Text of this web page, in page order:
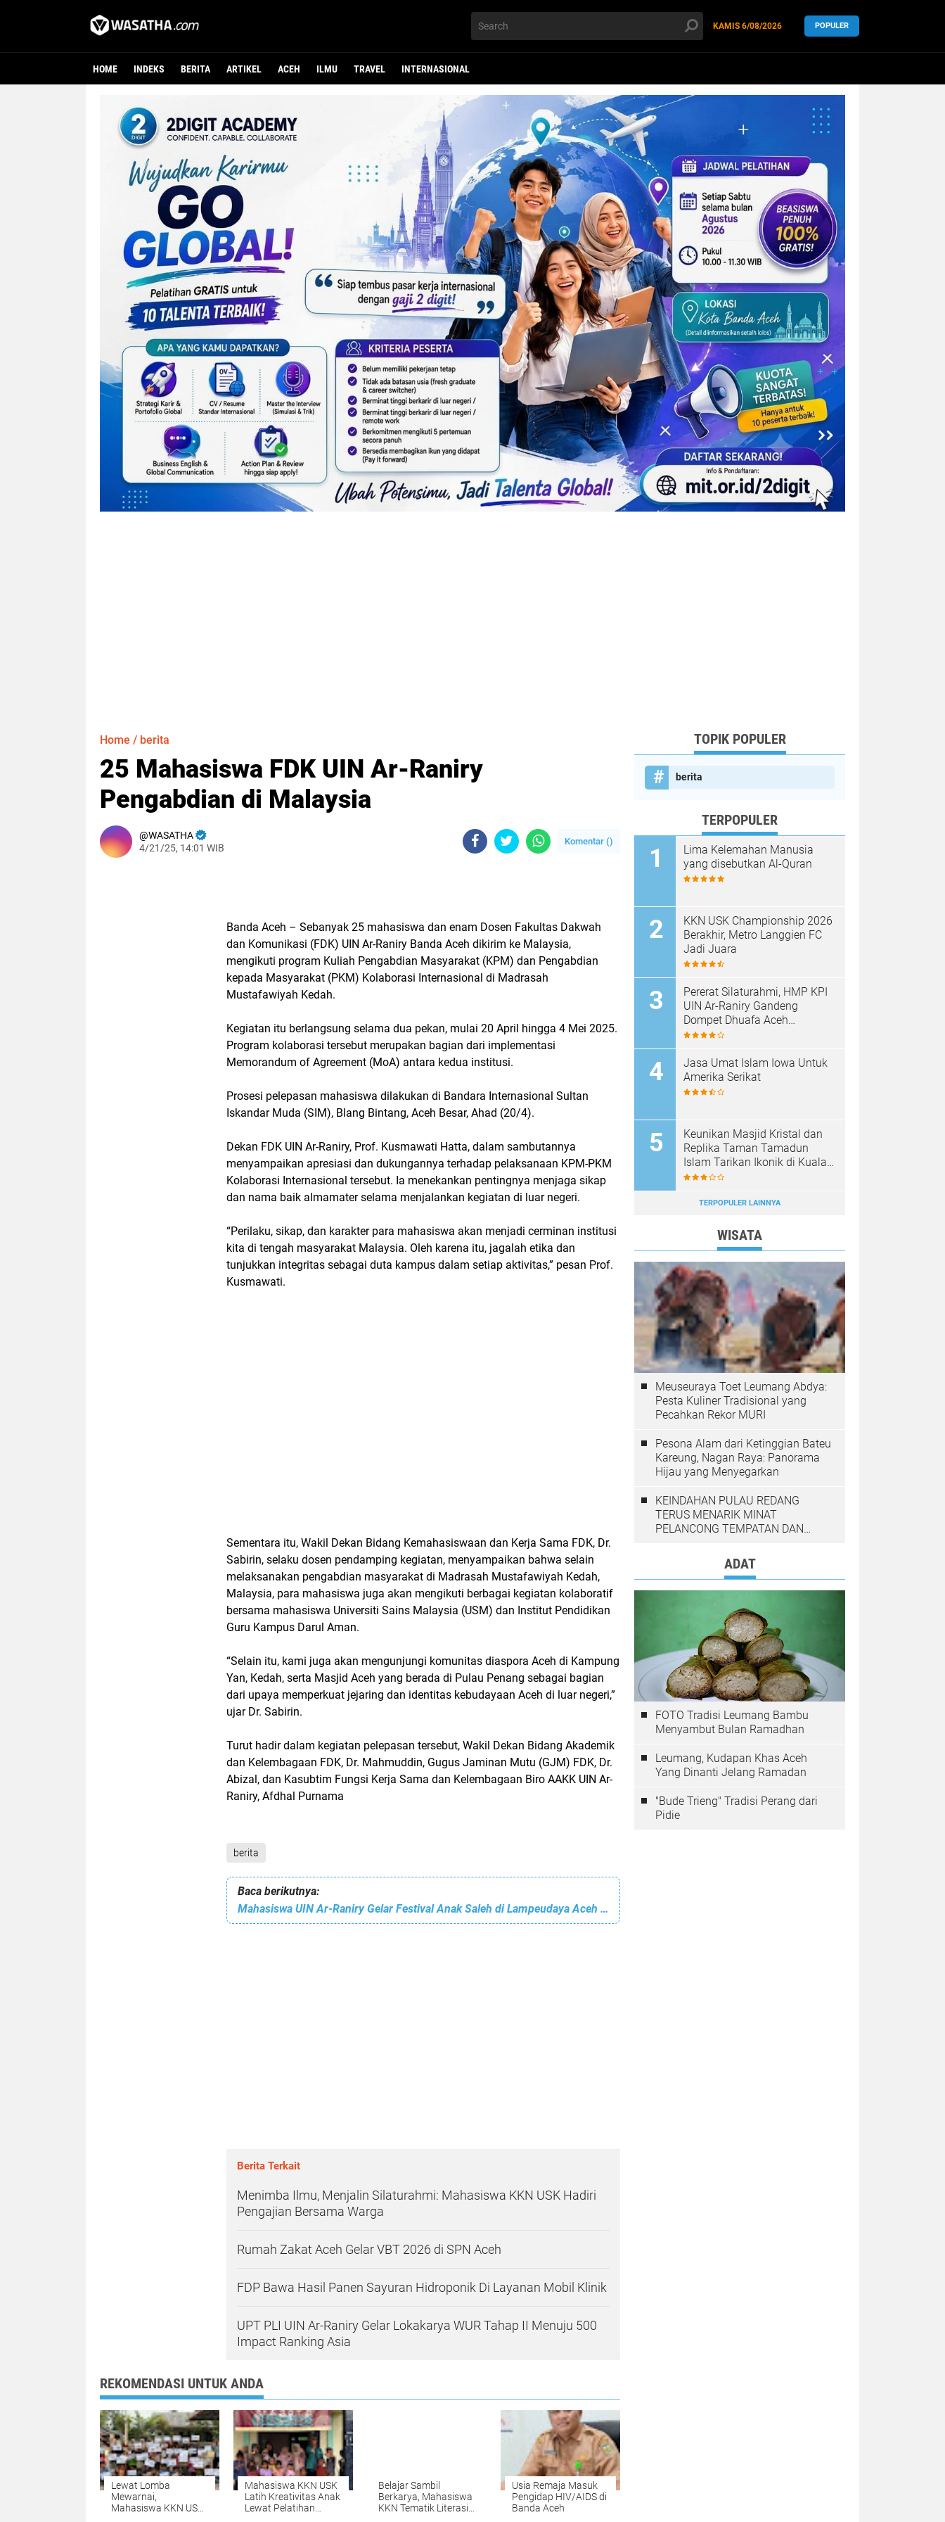
KAMIS 6/08/2026 POPULER
HOME INDEKS BERITA ARTIKEL ACEH ILMU TRAVEL INTERNASIONAL
Home / berita
25 Mahasiswa FDK UIN Ar-Raniry
Pengabdian di Malaysia
WASATHA
4/21/25, 14:01 WIB
Komentar ()
Banda Aceh – Sebanyak 25 mahasiswa dan enam Dosen Fakultas Dakwah
dan Komunikasi (FDK) UIN Ar-Raniry Banda Aceh dikirim ke Malaysia,
mengikuti program Kuliah Pengabdian Masyarakat (KPM) dan Pengabdian
kepada Masyarakat (PKM) Kolaborasi Internasional di Madrasah
Mustafawiyah Kedah.
Kegiatan itu berlangsung selama dua pekan, mulai 20 April hingga 4 Mei 2025.
Program kolaborasi tersebut merupakan bagian dari implementasi
Memorandum of Agreement (MoA) antara kedua institusi.
Prosesi pelepasan mahasiswa dilakukan di Bandara Internasional Sultan
Iskandar Muda (SIM), Blang Bintang, Aceh Besar, Ahad (20/4).
Dekan FDK UIN Ar-Raniry, Prof. Kusmawati Hatta, dalam sambutannya
menyampaikan apresiasi dan dukungannya terhadap pelaksanaan KPM-PKM
Kolaborasi Internasional tersebut. Ia menekankan pentingnya menjaga sikap
dan nama baik almamater selama menjalankan kegiatan di luar negeri.
“Perilaku, sikap, dan karakter para mahasiswa akan menjadi cerminan institusi
kita di tengah masyarakat Malaysia. Oleh karena itu, jagalah etika dan
tunjukkan integritas sebagai duta kampus dalam setiap aktivitas,” pesan Prof.
Kusmawati.
Sementara itu, Wakil Dekan Bidang Kemahasiswaan dan Kerja Sama FDK, Dr.
Sabirin, selaku dosen pendamping kegiatan, menyampaikan bahwa selain
melaksanakan pengabdian masyarakat di Madrasah Mustafawiyah Kedah,
Malaysia, para mahasiswa juga akan mengikuti berbagai kegiatan kolaboratif
bersama mahasiswa Universiti Sains Malaysia (USM) dan Institut Pendidikan
Guru Kampus Darul Aman.
“Selain itu, kami juga akan mengunjungi komunitas diaspora Aceh di Kampung
Yan, Kedah, serta Masjid Aceh yang berada di Pulau Penang sebagai bagian
dari upaya memperkuat jejaring dan identitas kebudayaan Aceh di luar negeri,”
ujar Dr. Sabirin.
Turut hadir dalam kegiatan pelepasan tersebut, Wakil Dekan Bidang Akademik
dan Kelembagaan FDK, Dr. Mahmuddin, Gugus Jaminan Mutu (GJM) FDK, Dr.
Abizal, dan Kasubtim Fungsi Kerja Sama dan Kelembagaan Biro AAKK UIN Ar-
Raniry, Afdhal Purnama
berita
Baca berikutnya:
Mahasiswa UIN Ar-Raniry Gelar Festival Anak Saleh di Lampeudaya Aceh Besar
Berita Terkait
Menimba Ilmu, Menjalin Silaturahmi: Mahasiswa KKN USK Hadiri
Pengajian Bersama Warga
Rumah Zakat Aceh Gelar VBT 2026 di SPN Aceh
FDP Bawa Hasil Panen Sayuran Hidroponik Di Layanan Mobil Klinik
UPT PLI UIN Ar-Raniry Gelar Lokakarya WUR Tahap II Menuju 500
Impact Ranking Asia
REKOMENDASI UNTUK ANDA
Lewat Lomba
Mewarnai,
Mahasiswa KKN USK
Mahasiswa KKN USK
Latih Kreativitas Anak
Lewat Pelatihan
Belajar Sambil
Berkarya, Mahasiswa
KKN Tematik Literasi
Usia Remaja Masuk
Pengidap HIV/AIDS di
Banda Aceh
TOPIK POPULER
berita
TERPOPULER
Lima Kelemahan Manusia
yang disebutkan Al-Quran
KKN USK Championship 2026
Berakhir, Metro Langgien FC
Jadi Juara
Pererat Silaturahmi, HMP KPI
UIN Ar-Raniry Gandeng
Dompet Dhuafa Aceh
Sukseskan Communication
Jasa Umat Islam Iowa Untuk
Amerika Serikat
Keunikan Masjid Kristal dan
Replika Taman Tamadun
Islam Tarikan Ikonik di Kuala
Terengganu, Malaysia
TERPOPULER LAINNYA
WISATA
Meuseuraya Toet Leumang Abdya:
Pesta Kuliner Tradisional yang
Pecahkan Rekor MURI
Pesona Alam dari Ketinggian Bateu
Kareung, Nagan Raya: Panorama
Hijau yang Menyegarkan
KEINDAHAN PULAU REDANG
TERUS MENARIK MINAT
PELANCONG TEMPATAN DAN
ADAT
FOTO Tradisi Leumang Bambu
Menyambut Bulan Ramadhan
Leumang, Kudapan Khas Aceh
Yang Dinanti Jelang Ramadan
"Bude Trieng" Tradisi Perang dari
Pidie